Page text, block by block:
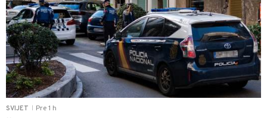
SVIJET Pre 1 h